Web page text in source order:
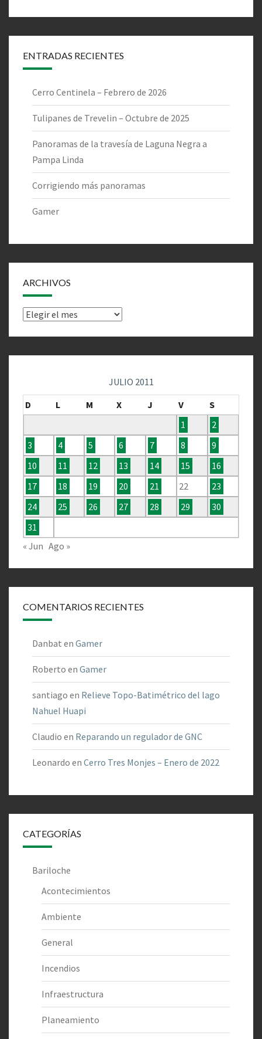
ENTRADAS RECIENTES
Cerro Centinela – Febrero de 2026
Tulipanes de Trevelin – Octubre de 2025
Panoramas de la travesía de Laguna Negra a
Pampa Linda
Corrigiendo más panoramas
Gamer
ARCHIVOS
Archivos
JULIO 2011
D
L M X J V
S
1
2
3
4 5 6 7 8
9
10
11 12 13 14 15
16
17
18 19 20 21 22
23
24
25 26 27 28 29
30
31
« Jun Ago »
COMENTARIOS RECIENTES
Danbat en Gamer
Roberto en Gamer
santiago en Relieve Topo-Batimétrico del lago
Nahuel Huapi
Claudio en Reparando un regulador de GNC
Leonardo en Cerro Tres Monjes – Enero de 2022
CATEGORÍAS
Bariloche
Acontecimientos
Ambiente
General
Incendios
Infraestructura
Planeamiento